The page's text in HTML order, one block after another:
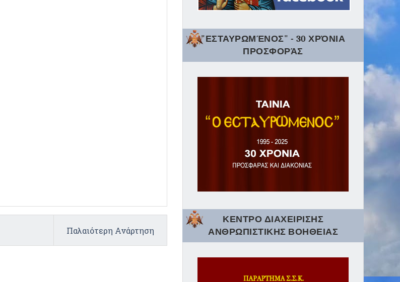
Παλαιότερη Ανάρτηση
"ΕΣΤΑΥΡΩΜΈΝΟΣ" - 30 ΧΡΌΝΙΑ
ΠΡΟΣΦΟΡΆΣ
ΚΕΝΤΡΟ ΔΙΑΧΕΙΡΙΣΗΣ
ΑΝΘΡΩΠΙΣΤΙΚΗΣ ΒΟΗΘΕΙΑΣ